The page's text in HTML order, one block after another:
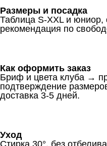
Размеры и посадка
Таблица S-XXL и юниор,
рекомендация по
Как оформить заказ
Бриф и цвета клуба →
подтверждение
доставка 3-5 дней.
Уход
Стирка 30°, без